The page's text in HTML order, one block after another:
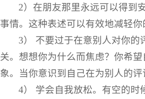
2）在朋友那里永远可以得到
事情。这种表述可以有效地减轻你
3） 不要过于在意别人对你
关。想想你为什么而焦虑？你希
象。当你意识到自己在为别人的
4） 学会自我放松。有空的时